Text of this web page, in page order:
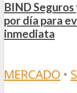
BIND
por día para
inmediata
MERCADO •